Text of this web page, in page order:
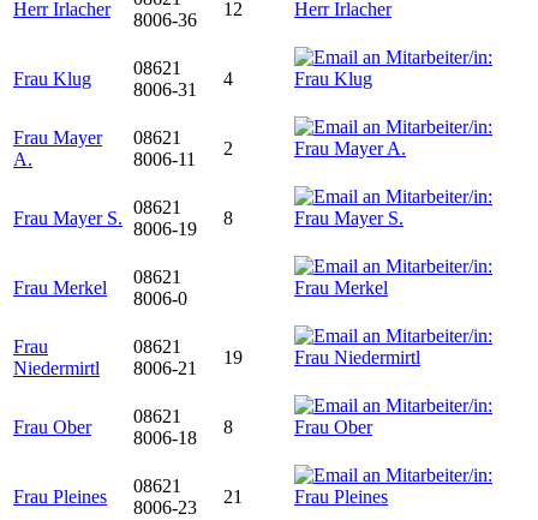
Herr Irlacher
8006-36
12
Frau Klug
08621
8006-31
4
Frau Mayer
A.
08621
8006-11
2
Frau Mayer S.
08621
8006-19
8
Frau Merkel
08621
8006-0
Frau
Niedermirtl
08621
8006-21
19
Frau Ober
08621
8006-18
8
Frau Pleines
08621
8006-23
21